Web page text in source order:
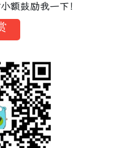
额鼓励我一下！